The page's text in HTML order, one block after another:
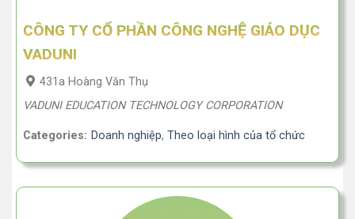
CÔNG TY CỔ PHẦN CÔNG NGHỆ GIÁO DỤC
VADUNI
431a Hoàng Văn Thụ
VADUNI EDUCATION TECHNOLOGY CORPORATION
Categories: Doanh nghiệp, Theo loại hình của tổ chức